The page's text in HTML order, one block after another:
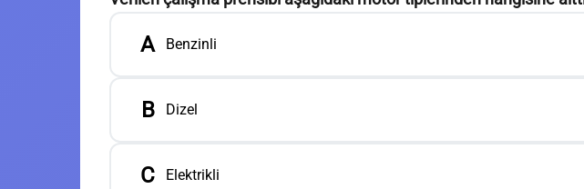
A Benzinli
B Dizel
C Elektrikli